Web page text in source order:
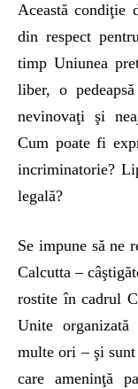
Această condiţie
din respect
timp Uniunea
liber, o
nevinovaţi şi
Cum poate fi
incriminatorie?
legală?
Se impune să ne
Calcutta –
rostite în cadrul
Unite
multe ori – şi
care ameninţă